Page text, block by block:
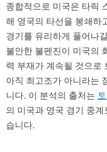
종합적으로 미국은 타릭
해 영국의 타선을 봉쇄하
경기를 유리하게 풀어나
불안한 불펜진이 미국의
력 부재가 계속될 것으로
아직 최고조가 아니라는
니다. 이 분석의 출처는
의 미국과 영국 경기 중계
습니다.